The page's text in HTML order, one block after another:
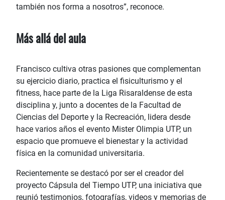
también nos forma a nosotros”, reconoce.
Más allá del aula
Francisco cultiva otras pasiones que complementan
su ejercicio diario, practica el fisiculturismo y el
fitness, hace parte de la Liga Risaraldense de esta
disciplina y, junto a docentes de la Facultad de
Ciencias del Deporte y la Recreación, lidera desde
hace varios años el evento Mister Olimpia UTP, un
espacio que promueve el bienestar y la actividad
física en la comunidad universitaria.
Recientemente se destacó por ser el creador del
proyecto Cápsula del Tiempo UTP, una iniciativa que
reunió testimonios, fotografías, videos y memorias de